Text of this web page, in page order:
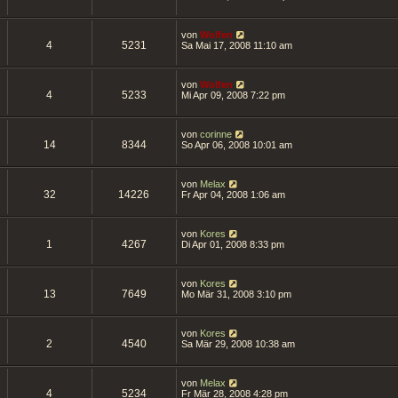
4 5231
von Wolfen
Sa Mai 17, 2008 11:10 am
4 5233
von Wolfen
Mi Apr 09, 2008 7:22 pm
14 8344
von corinne
So Apr 06, 2008 10:01 am
32 14226
von Melax
Fr Apr 04, 2008 1:06 am
1 4267
von Kores
Di Apr 01, 2008 8:33 pm
13 7649
von Kores
Mo Mär 31, 2008 3:10 pm
2 4540
von Kores
Sa Mär 29, 2008 10:38 am
4 5234
von Melax
Fr Mär 28, 2008 4:28 pm